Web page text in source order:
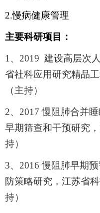
2.慢病健康管理
主要科研项目：
1、 2019 建设高层次
省社科应用研究精品
（主持）
2、 2017慢阻肺合并
早期筛查和干预研究
持）
3、 2016慢阻肺早期
防策略研究，江苏省
持）